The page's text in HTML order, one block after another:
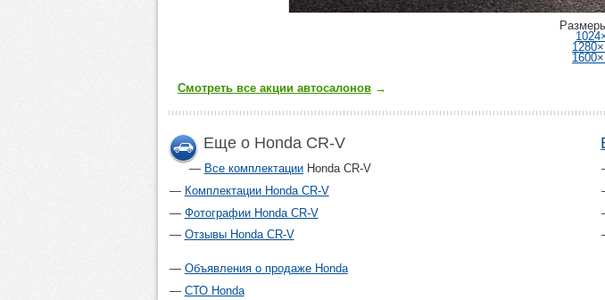
Смотреть все акции автосалонов →
Еще о Honda CR-V
Все комплектации Honda CR-V
Комплектации Honda CR-V
Фотографии Honda CR-V
Отзывы Honda CR-V
Объявления о продаже Honda
СТО Honda